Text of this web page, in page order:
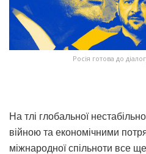
Росія готова до
На тлі глобальної
війною та економічними
міжнародної спільноти все